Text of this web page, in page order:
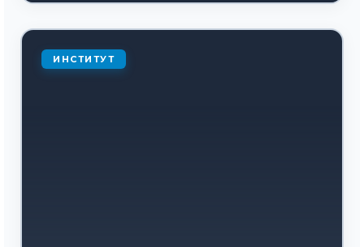
ИНСТИТУТ